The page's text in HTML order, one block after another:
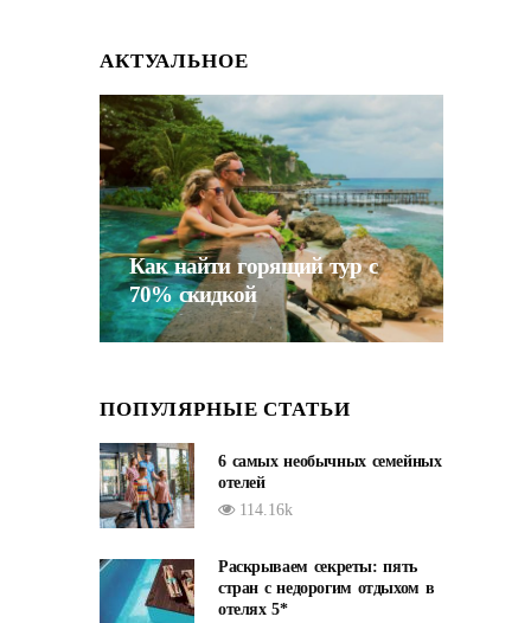
АКТУАЛЬНОЕ
Как найти горящий тур с
70% скидкой
ПОПУЛЯРНЫЕ СТАТЬИ
6 самых необычных семейных
отелей
114.16k
Раскрываем секреты: пять
стран с недорогим отдыхом в
отелях 5*